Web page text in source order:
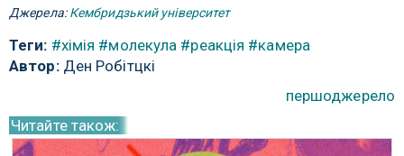
Джерела:Кембридзький університет
Теги: #хімія #молекула #реакція #камера
Автор:Ден Робітцкі
першоджерело
Читайте також: